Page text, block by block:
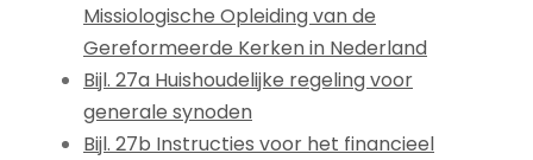
Missiologische Opleiding van de
Gereformeerde Kerken in Nederland
Bijl. 27a Huishoudelijke regeling voor
generale synoden
Bijl. 27b Instructies voor het financieel